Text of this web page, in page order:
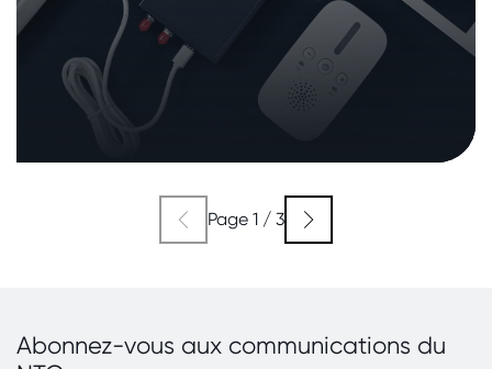
Page 1 / 3
Abonnez-vous aux communications du